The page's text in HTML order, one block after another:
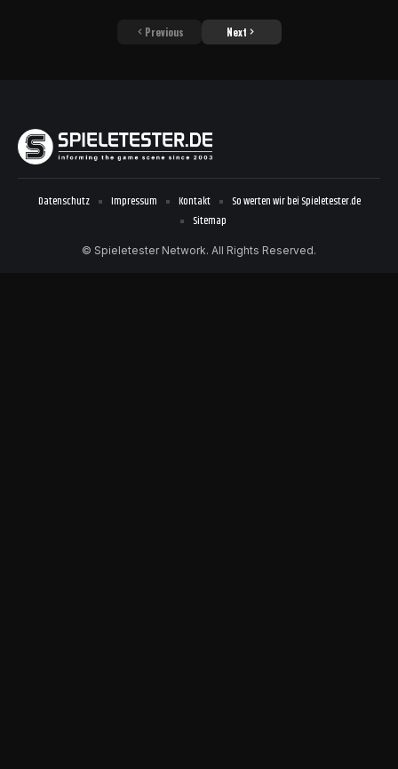
Previous Next
© Spieletester Network. All Rights Reserved.
Datenschutz Impressum Kontakt
So werten wir bei Spieletester.de
Sitemap